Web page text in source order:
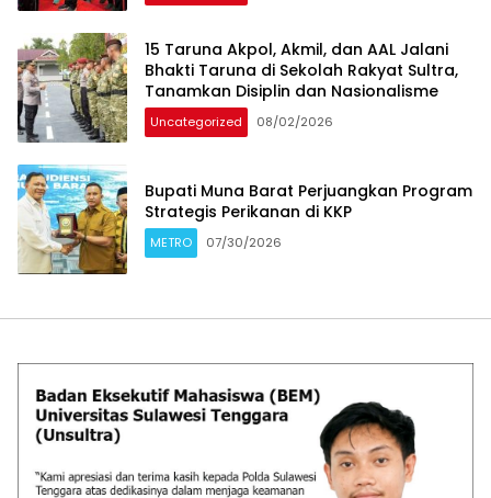
15 Taruna Akpol, Akmil, dan AAL Jalani
Bhakti Taruna di Sekolah Rakyat Sultra,
Tanamkan Disiplin dan Nasionalisme
Uncategorized 08/02/2026
Bupati Muna Barat Perjuangkan Program
Strategis Perikanan di KKP
METRO 07/30/2026